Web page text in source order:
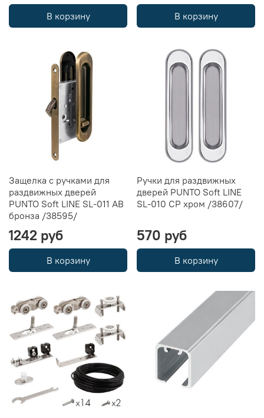
В корзину В корзину
Защелка с ручками для
раздвижных дверей
PUNTO Soft LINE SL-011 AB
бронза /38595/
1242 руб
В корзину
Ручки для раздвижных
дверей PUNTO Soft LINE
SL-010 CP хром /38607/
570 руб
В корзину